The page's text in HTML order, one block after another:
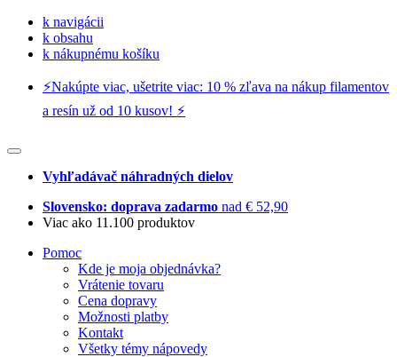
k navigácii
k obsahu
k nákupnému košíku
⚡️Nakúpte viac, ušetrite viac: 10 % zľava na nákup filamentov
a resín už od 10 kusov! ⚡️
Vyhľadávač náhradných dielov
Slovensko: doprava zadarmo nad € 52,90
Viac ako 11.100 produktov
Pomoc
Kde je moja objednávka?
Vrátenie tovaru
Cena dopravy
Možnosti platby
Kontakt
Všetky témy nápovedy